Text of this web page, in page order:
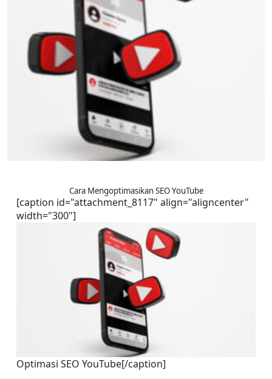
Cara Mengoptimasikan SEO YouTube
[caption id="attachment_8117" align="aligncenter"
width="300"]
Optimasi SEO YouTube[/caption]